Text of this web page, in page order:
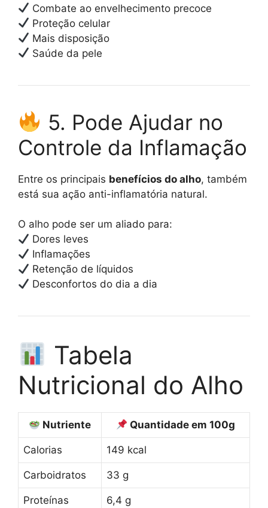
Combate ao envelhecimento precoce
Proteção celular
Mais disposição
Saúde da pele
5. Pode Ajudar no
Controle da Inflamação
Entre os principais benefícios do alho, também
está sua ação anti-inflamatória natural.
O alho pode ser um aliado para:
Dores leves
Inflamações
Retenção de líquidos
Desconfortos do dia a dia
Tabela
Nutricional do Alho
Nutriente Quantidade em 100g
Calorias 149 kcal
Carboidratos 33 g
Proteínas 6,4 g